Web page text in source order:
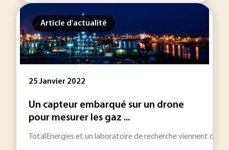
Article d'actualité
25 Janvier 2022
Un capteur embarqué sur un drone
pour mesurer les gaz ...
TotalEnergies et un laboratoire de recherche viennent de